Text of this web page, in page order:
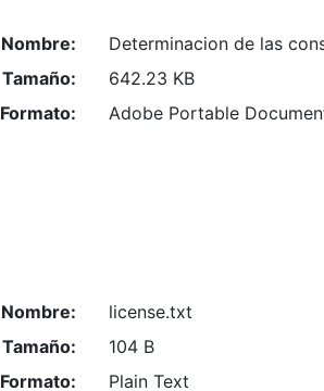
Nombre:
Determinacion de las
Tamaño:
642.23 KB
Formato:
Adobe Portable
Nombre:
license.txt
Tamaño:
104 B
Formato:
Plain Text